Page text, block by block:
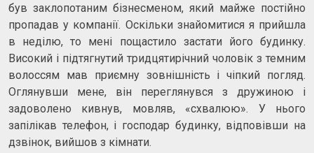
був заклопотаним бізнесменом, який майже постійно
пропадав у компанії. Оскільки знайомитися я прийшла
в неділю, то мені пощастило застати його будинку.
Високий і підтягнутий тридцятирічний чоловік з темним
волоссям мав приємну зовнішність і чіпкий погляд.
Оглянувши мене, він переглянувся з дружиною і
задоволено кивнув, мовляв, «схвалюю». У нього
запілікав телефон, і господар будинку, відповівши на
дзвінок, вийшов з кімнати.